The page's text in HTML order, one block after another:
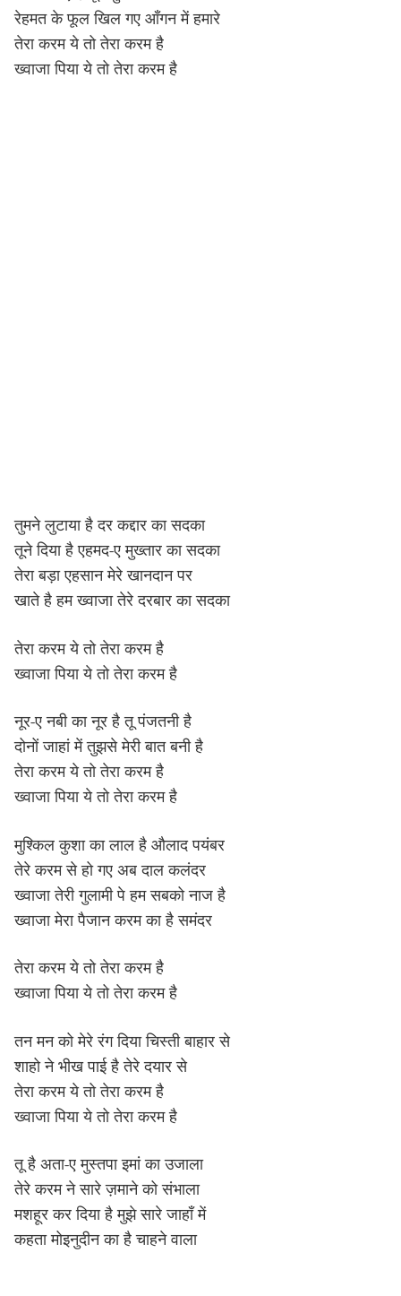
रेहमत के फूल खिल गए आँगन में हमारे
तेरा करम ये तो तेरा करम है
ख्वाजा पिया ये तो तेरा करम है
तुमने लुटाया है दर कद्दार का सदका
तूने दिया है एहमद-ए मुख्तार का सदका
तेरा बड़ा एहसान मेरे खानदान पर
खाते है हम ख्वाजा तेरे दरबार का सदका
तेरा करम ये तो तेरा करम है
ख्वाजा पिया ये तो तेरा करम है
नूर-ए नबी का नूर है तू पंजतनी है
दोनों जाहां में तुझसे मेरी बात बनी है
तेरा करम ये तो तेरा करम है
ख्वाजा पिया ये तो तेरा करम है
मुश्किल कुशा का लाल है औलाद पयंबर
तेरे करम से हो गए अब दाल कलंदर
ख्वाजा तेरी गुलामी पे हम सबको नाज है
ख्वाजा मेरा पैजान करम का है समंदर
तेरा करम ये तो तेरा करम है
ख्वाजा पिया ये तो तेरा करम है
तन मन को मेरे रंग दिया चिस्ती बाहार से
शाहो ने भीख पाई है तेरे दयार से
तेरा करम ये तो तेरा करम है
ख्वाजा पिया ये तो तेरा करम है
तू है अता-ए मुस्तपा इमां का उजाला
तेरे करम ने सारे ज़माने को संभाला
मशहूर कर दिया है मुझे सारे जाहाँ में
कहता मोइनुदीन का है चाहने वाला